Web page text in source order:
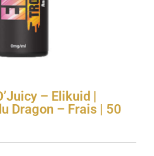
– Elikuid |
Dragon – Frais | 50